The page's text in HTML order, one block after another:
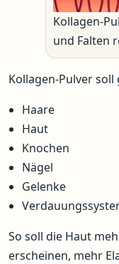
Kollagen-
und Falten
Kollagen-Pulver
Haare
Haut
Knochen
Nägel
Gelenke
So soll die Haut
erscheinen, mehr